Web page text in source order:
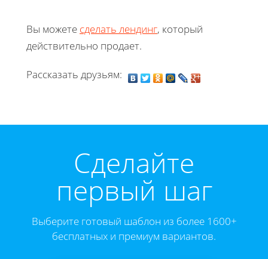
Вы можете сделать лендинг, который
действительно продает.
Рассказать друзьям:
Cделайте
первый шаг
Выберите готовый шаблон из более 1600+
бесплатных и премиум вариантов.